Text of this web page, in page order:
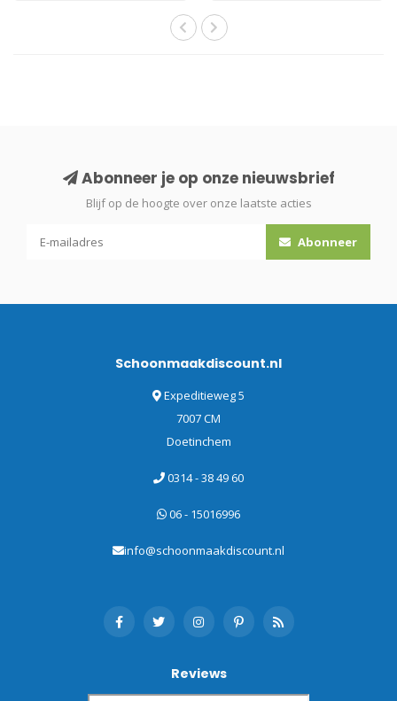
Abonneer je op onze nieuwsbrief
Blijf op de hoogte over onze laatste acties
Abonneer
Schoonmaakdiscount.nl
Expeditieweg 5
7007 CM
Doetinchem
0314 - 38 49 60
06 - 15016996
info@schoonmaakdiscount.nl
Reviews